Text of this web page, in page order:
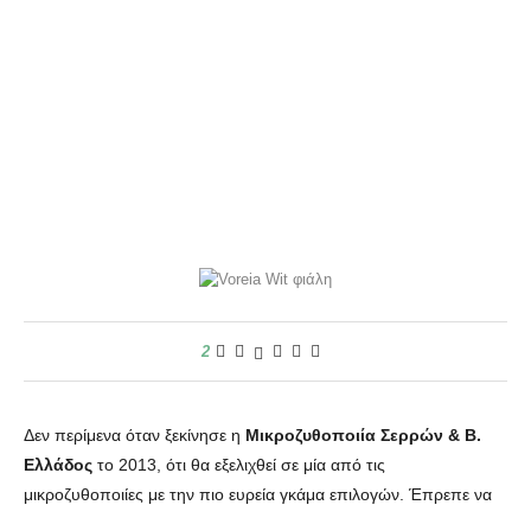
2
Δεν περίμενα όταν ξεκίνησε η Μικροζυθοποιία Σερρών & Β.
Ελλάδος το 2013, ότι θα εξελιχθεί σε μία από τις
μικροζυθοποιίες με την πιο ευρεία γκάμα επιλογών. Έπρεπε να